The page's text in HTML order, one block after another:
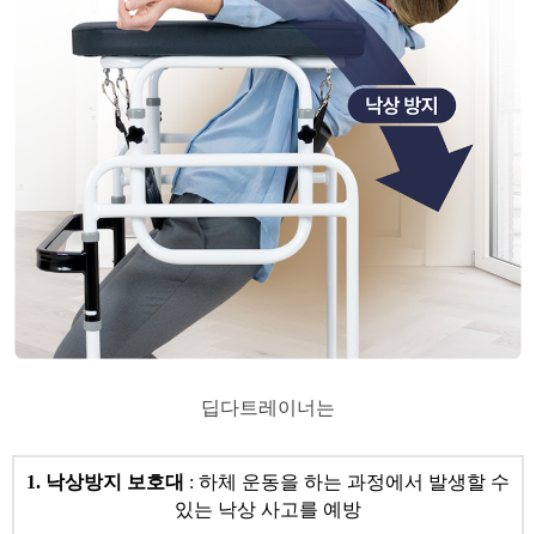
​딥다트레이너는
1. 낙상방지 보호대 : 하체 운동을 하는 과정에서 발생할 수
있는 낙상 사고를 예방